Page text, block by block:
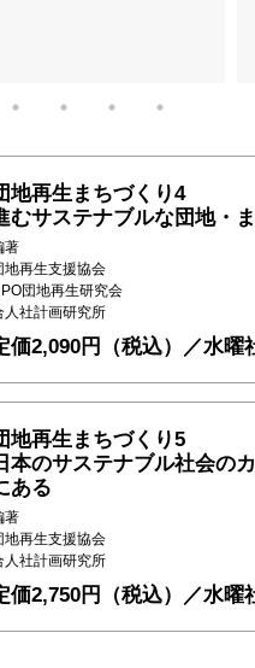
地再生まちづくり4
むサステナブルな団地・
著
地再生支援協会
団地再生研究会
人社計画研究所
価2,090円（税込）／水曜
地再生まちづくり5
本のサステナブル社会の
ある
著
地再生支援協会
人社計画研究所
価2,750円（税込）／水曜